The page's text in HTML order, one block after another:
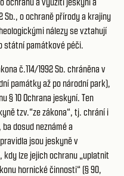
Sb., o ochraně přírody a krajiny
nálezy se vztahují
státní památkové péči.
č.114/1992 Sb. chráněna v
památky až po národní park),
§ 10 Ochrana jeskyní. Ten
tzv.“ze zákona“, tj. chrání i
dosud neznámé a
jsou jeskyně v
lze jejich ochranu „uplatnit
hornické činnosti“ (§ 90,